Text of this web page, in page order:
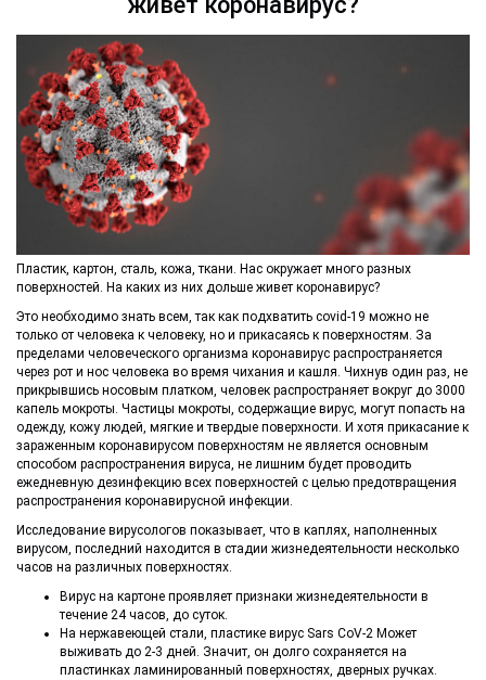
Пластик, картон, сталь, кожа, ткани. Нас окружает много разных
поверхностей. На каких из них дольше живет коронавирус?
Это необходимо знать всем, так как подхватить covid-19 можно не
только от человека к человеку, но и прикасаясь к поверхностям. За
пределами человеческого организма коронавирус распространяется
через рот и нос человека во время чихания и кашля. Чихнув один раз, не
прикрывшись носовым платком, человек распространяет вокруг до 3000
капель мокроты. Частицы мокроты, содержащие вирус, могут попасть на
одежду, кожу людей, мягкие и твердые поверхности. И хотя прикасание к
зараженным коронавирусом поверхностям не является основным
способом распространения вируса, не лишним будет проводить
ежедневную дезинфекцию всех поверхностей с целью предотвращения
распространения коронавирусной инфекции.
Исследование вирусологов показывает, что в каплях, наполненных
вирусом, последний находится в стадии жизнедеятельности несколько
часов на различных поверхностях.
Вирус на картоне проявляет признаки жизнедеятельности в
течение 24 часов, до суток.
На нержавеющей стали, пластике вирус Sars CoV-2 Может
выживать до 2-3 дней. Значит, он долго сохраняется на
пластинках ламинированный поверхностях, дверных ручках.